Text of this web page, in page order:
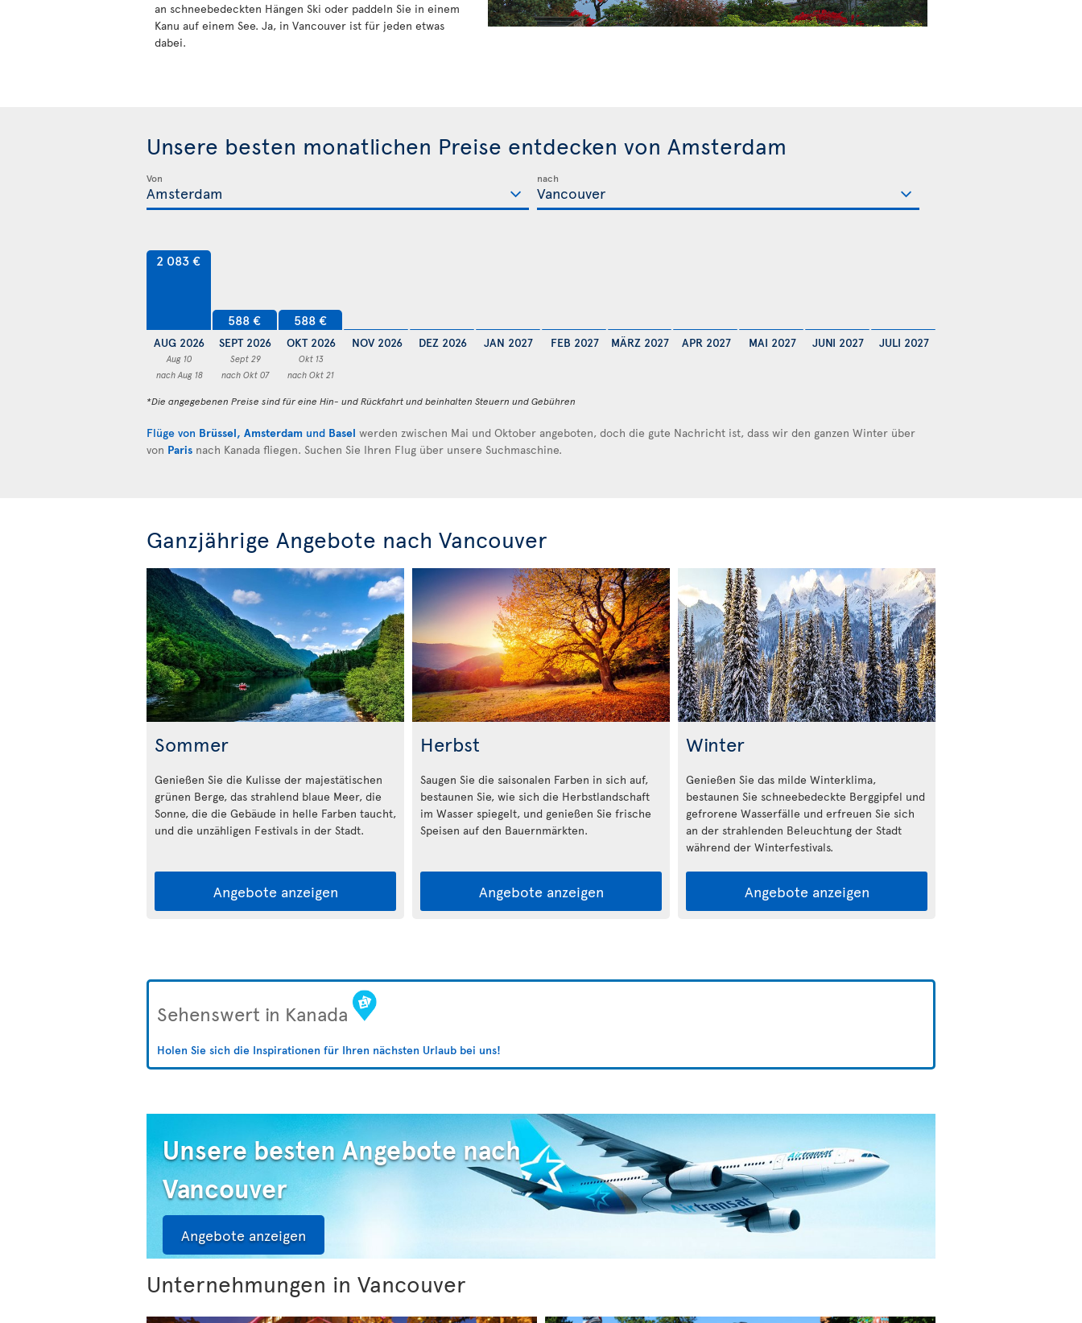
an schneebedeckten Hängen Ski oder paddeln Sie in einem
Kanu auf einem See. Ja, in Vancouver ist für jeden etwas
dabei.
Unsere besten monatlichen Preise entdecken von Amsterdam
Von nach
2 083 €
AUG 2026
Aug 10
nach Aug 18
588 €
SEPT 2026
Sept 29
nach Okt 07
588 €
OKT 2026
Okt 13
nach Okt 21
NOV 2026 DEZ 2026 JAN 2027 FEB 2027 MÄRZ 2027 APR 2027 MAI 2027 JUNI 2027 JULI 2027
*Die angegebenen Preise sind für eine Hin- und Rückfahrt und beinhalten Steuern und Gebühren
Flüge von Brüssel, Amsterdam und Basel werden zwischen Mai und Oktober angeboten, doch die gute Nachricht ist, dass wir den ganzen Winter über
von Paris nach Kanada fliegen. Suchen Sie Ihren Flug über unsere Suchmaschine.
Ganzjährige Angebote nach Vancouver
Sommer
Genießen Sie die Kulisse der majestätischen
grünen Berge, das strahlend blaue Meer, die
Sonne, die die Gebäude in helle Farben taucht,
und die unzähligen Festivals in der Stadt.
Angebote anzeigen
Herbst
Saugen Sie die saisonalen Farben in sich auf,
bestaunen Sie, wie sich die Herbstlandschaft
im Wasser spiegelt, und genießen Sie frische
Speisen auf den Bauernmärkten.
Angebote anzeigen
Winter
Genießen Sie das milde Winterklima,
bestaunen Sie schneebedeckte Berggipfel und
gefrorene Wasserfälle und erfreuen Sie sich
an der strahlenden Beleuchtung der Stadt
während der Winterfestivals.
Angebote anzeigen
Sehenswert in Kanada
Holen Sie sich die Inspirationen für Ihren nächsten Urlaub bei uns!
Unsere besten Angebote nach
Vancouver
Angebote anzeigen
Unternehmungen in Vancouver